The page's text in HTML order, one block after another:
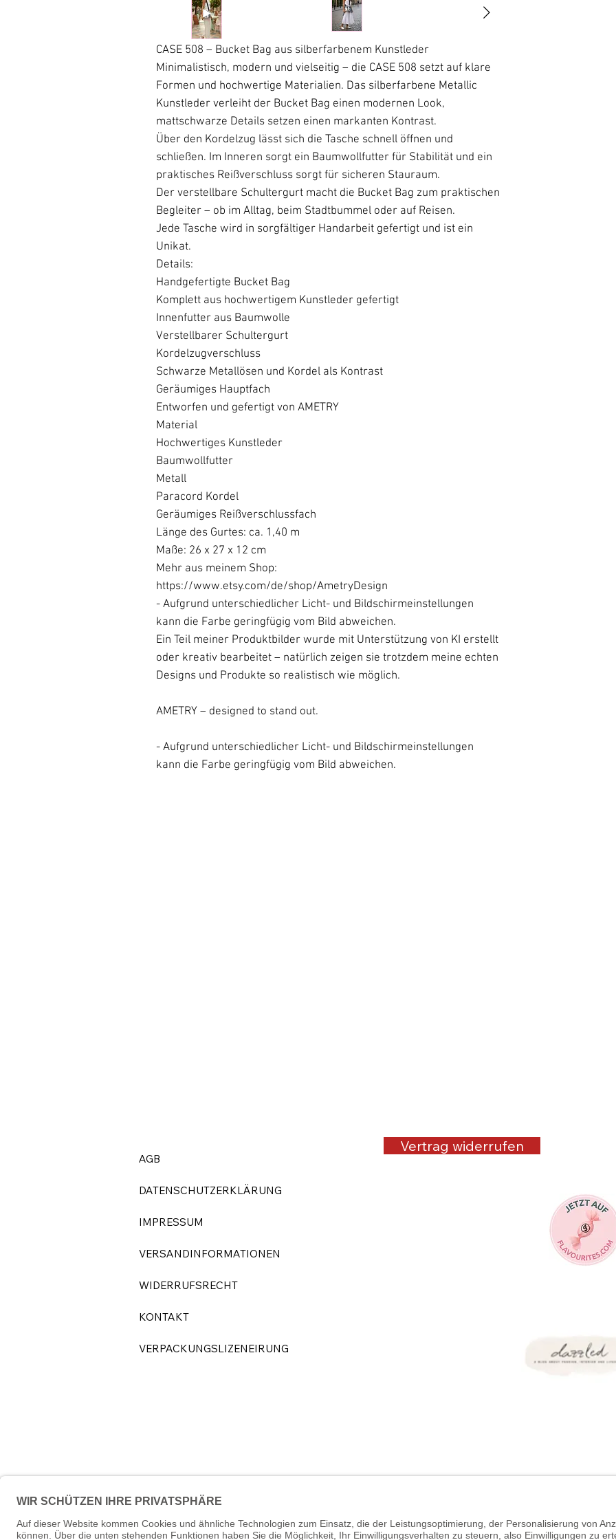
CASE 508 – Bucket Bag aus silberfarbenem Kunstleder
Minimalistisch, modern und vielseitig – die CASE 508 setzt auf klare
Formen und hochwertige Materialien. Das silberfarbene Metallic
Kunstleder verleiht der Bucket Bag einen modernen Look,
mattschwarze Details setzen einen markanten Kontrast.
Über den Kordelzug lässt sich die Tasche schnell öffnen und
schließen. Im Inneren sorgt ein Baumwollfutter für Stabilität und ein
praktisches Reißverschluss sorgt für sicheren Stauraum.
Der verstellbare Schultergurt macht die Bucket Bag zum praktischen
Begleiter – ob im Alltag, beim Stadtbummel oder auf Reisen.
Jede Tasche wird in sorgfältiger Handarbeit gefertigt und ist ein
Unikat.
Details:
Handgefertigte Bucket Bag
Komplett aus hochwertigem Kunstleder gefertigt
Innenfutter aus Baumwolle
Verstellbarer Schultergurt
Kordelzugverschluss
Schwarze Metallösen und Kordel als Kontrast
Geräumiges Hauptfach
Entworfen und gefertigt von AMETRY
Material
Hochwertiges Kunstleder
Baumwollfutter
Metall
Paracord Kordel
Geräumiges Reißverschlussfach
Länge des Gurtes: ca. 1,40 m
Maße: 26 x 27 x 12 cm
Mehr aus meinem Shop:
https://www.etsy.com/de/shop/AmetryDesign
- Aufgrund unterschiedlicher Licht- und Bildschirmeinstellungen
kann die Farbe geringfügig vom Bild abweichen.
Ein Teil meiner Produktbilder wurde mit Unterstützung von KI erstellt
oder kreativ bearbeitet – natürlich zeigen sie trotzdem meine echten
Designs und Produkte so realistisch wie möglich.
AMETRY – designed to stand out.
- Aufgrund unterschiedlicher Licht- und Bildschirmeinstellungen
kann die Farbe geringfügig vom Bild abweichen.
AGB
DATENSCHUTZERKLÄRUNG
IMPRESSUM
VERSANDINFORMATIONEN
WIDERRUFSRECHT
KONTAKT
VERPACKUNGSLIZENEIRUNG
Vertrag widerrufen